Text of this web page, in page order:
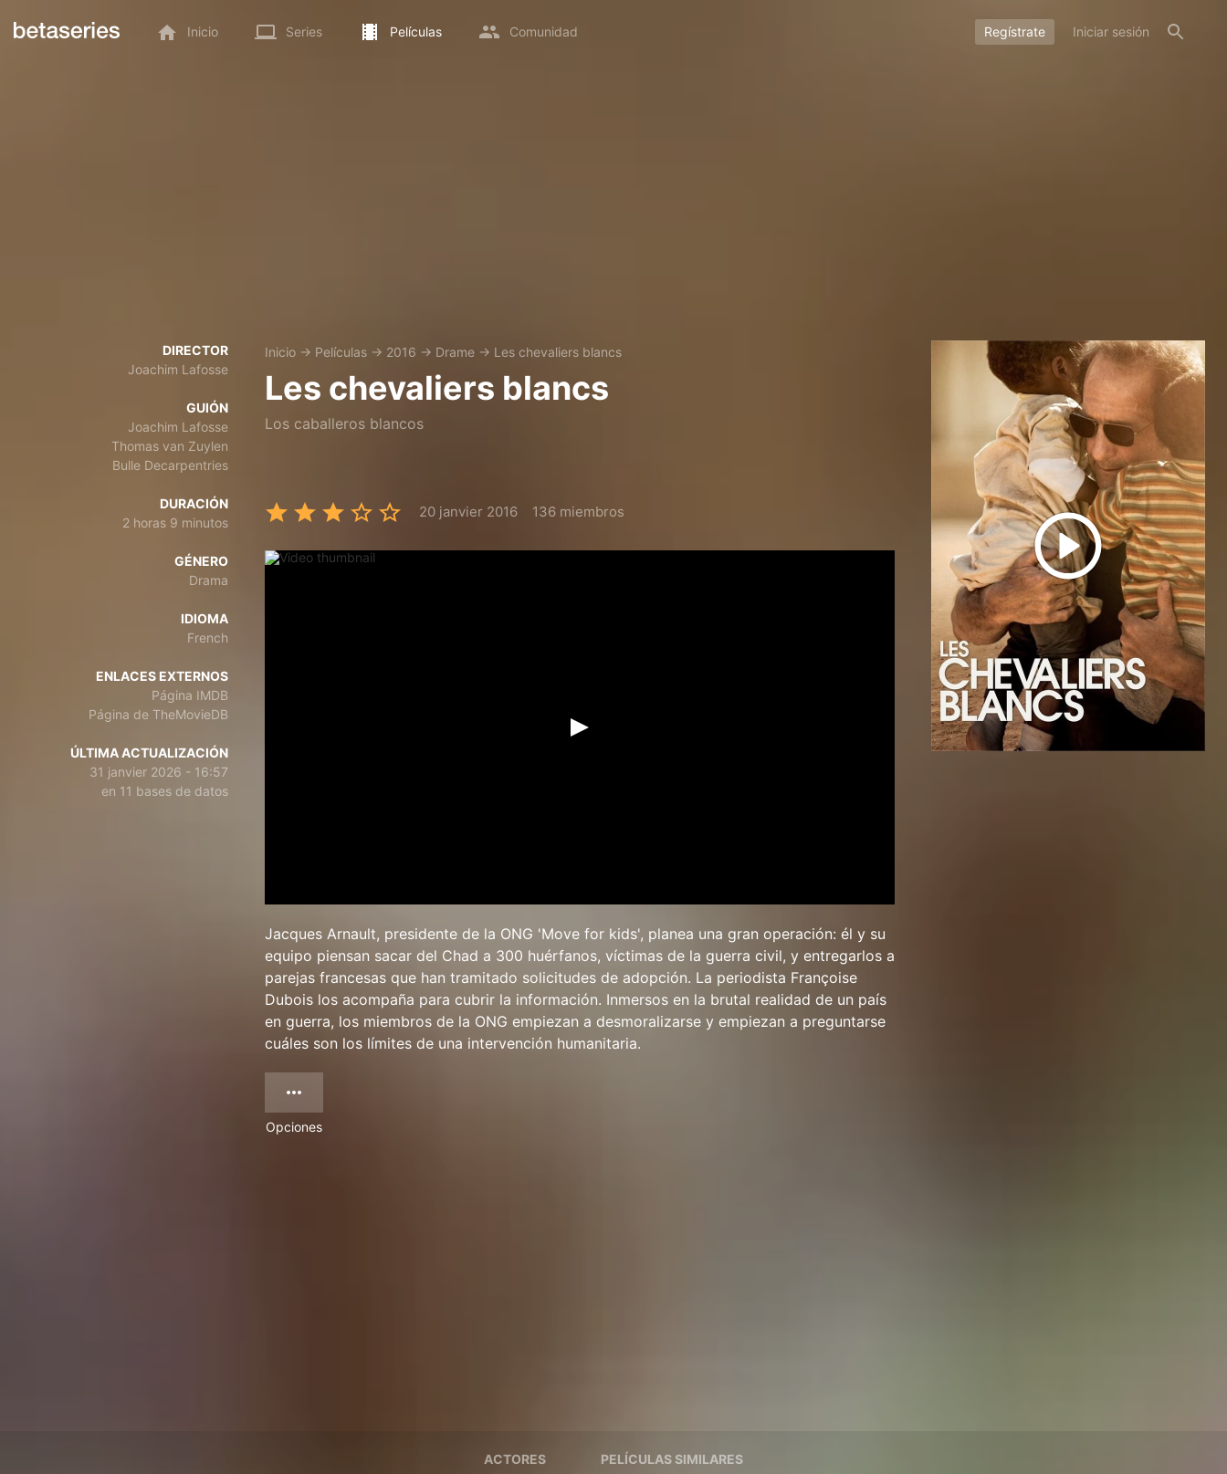
Inicio Series Películas Comunidad Regístrate Iniciar sesión
DIRECTOR
Joachim Lafosse
GUIÓN
Joachim Lafosse
Thomas van Zuylen
Bulle Decarpentries
DURACIÓN
2 horas 9 minutos
GÉNERO
Drama
IDIOMA
French
ENLACES EXTERNOS
Página IMDB
Página de TheMovieDB
ÚLTIMA ACTUALIZACIÓN
31 janvier 2026 - 16:57
en 11 bases de datos
Inicio → Películas → 2016 → Drame → Les chevaliers blancs
Les chevaliers blancs
Los caballeros blancos
20 janvier 2016 136 miembros
Jacques Arnault, presidente de la ONG 'Move for kids', planea una gran operación: él y su
equipo piensan sacar del Chad a 300 huérfanos, víctimas de la guerra civil, y entregarlos a
parejas francesas que han tramitado solicitudes de adopción. La periodista Françoise
Dubois los acompaña para cubrir la información. Inmersos en la brutal realidad de un país
en guerra, los miembros de la ONG empiezan a desmoralizarse y empiezan a preguntarse
cuáles son los límites de una intervención humanitaria.
Opciones
ACTORES PELÍCULAS SIMILARES